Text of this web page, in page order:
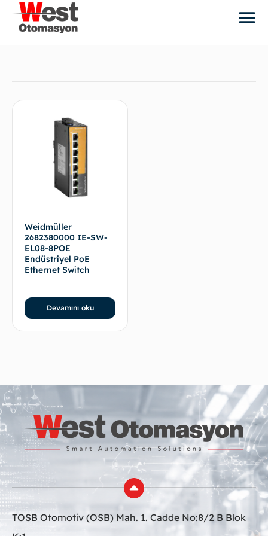
Weidmüller
2682380000 IE-SW-
EL08-8POE
Endüstriyel PoE
Ethernet Switch
Devamını oku
TOSB Otomotiv (OSB) Mah. 1. Cadde No:8/2 B Blok